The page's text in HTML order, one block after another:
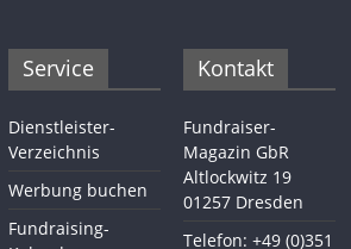
Service
Dienstleister-
Verzeichnis
Werbung buchen
Fundraising-
Kontakt
Fundraiser-
Magazin GbR
Altlockwitz 19
01257 Dresden
Telefon: +49 (0)351